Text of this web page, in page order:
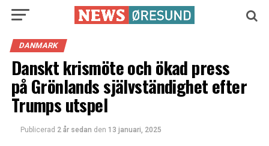
DANMARK
Danskt krismöte och ökad press
på Grönlands självständighet efter
Trumps utspel
Publicerad 2 år sedan den 13 januari, 2025